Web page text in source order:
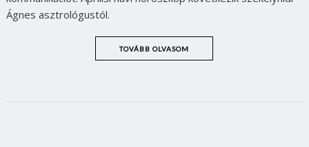
Ágnes asztrológustól.
TOVÁBB OLVASOM